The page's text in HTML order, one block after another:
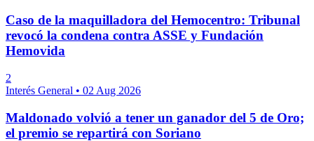
Caso de la maquilladora del Hemocentro: Tribunal
revocó la condena contra ASSE y Fundación
Hemovida
2
Interés General • 02 Aug 2026
Maldonado volvió a tener un ganador del 5 de Oro;
el premio se repartirá con Soriano